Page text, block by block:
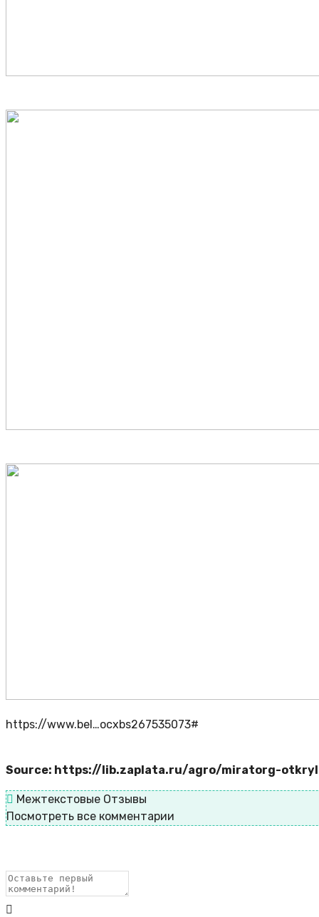
https://www.bel…ocxbs267535073#
Source: https://lib.zaplata.ru/agro/miratorg-
Межтекстовые Отзывы
Посмотреть все комментарии